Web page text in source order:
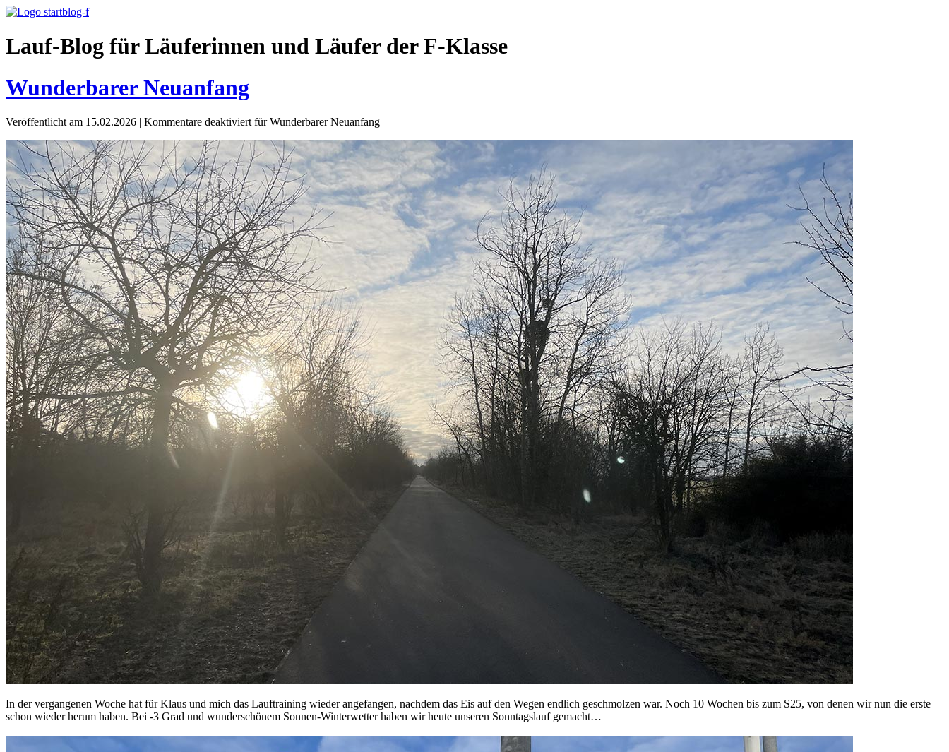
Lauf-Blog für Läuferinnen und Läufer der F-Klasse
Wunderbarer Neuanfang
Veröffentlicht am 15.02.2026 | Kommentare deaktiviert für Wunderbarer Neuanfang
In der vergangenen Woche hat für Klaus und mich das Lauftraining wieder angefangen, nachdem das Eis auf den Wegen endlich geschmolzen war. Noch 10 Wochen bis zum S25, von denen wir nun die erste
schon wieder herum haben. Bei -3 Grad und wunderschönem Sonnen-Winterwetter haben wir heute unseren Sonntagslauf gemacht…